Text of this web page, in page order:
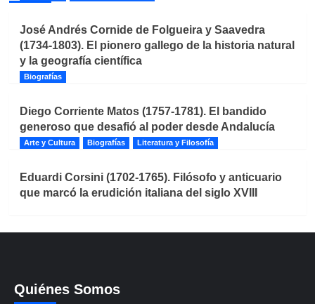
José Andrés Cornide de Folgueira y Saavedra
(1734-1803). El pionero gallego de la historia natural
y la geografía científica
Biografías
Diego Corriente Matos (1757-1781). El bandido
generoso que desafió al poder desde Andalucía
Arte y Cultura Biografías Literatura y Filosofía
Eduardi Corsini (1702-1765). Filósofo y anticuario
que marcó la erudición italiana del siglo XVIII
Quiénes Somos